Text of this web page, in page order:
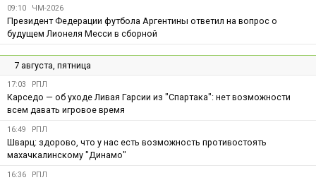
09:10 ЧМ-2026
Президент Федерации футбола Аргентины ответил на вопрос о
будущем Лионеля Месси в сборной
7 августа, пятница
17:03 РПЛ
Карседо — об уходе Ливая Гарсии из "Спартака": нет возможности
всем давать игровое время
16:49 РПЛ
Шварц: здорово, что у нас есть возможность противостоять
махачкалинскому "Динамо"
16:36 РПЛ